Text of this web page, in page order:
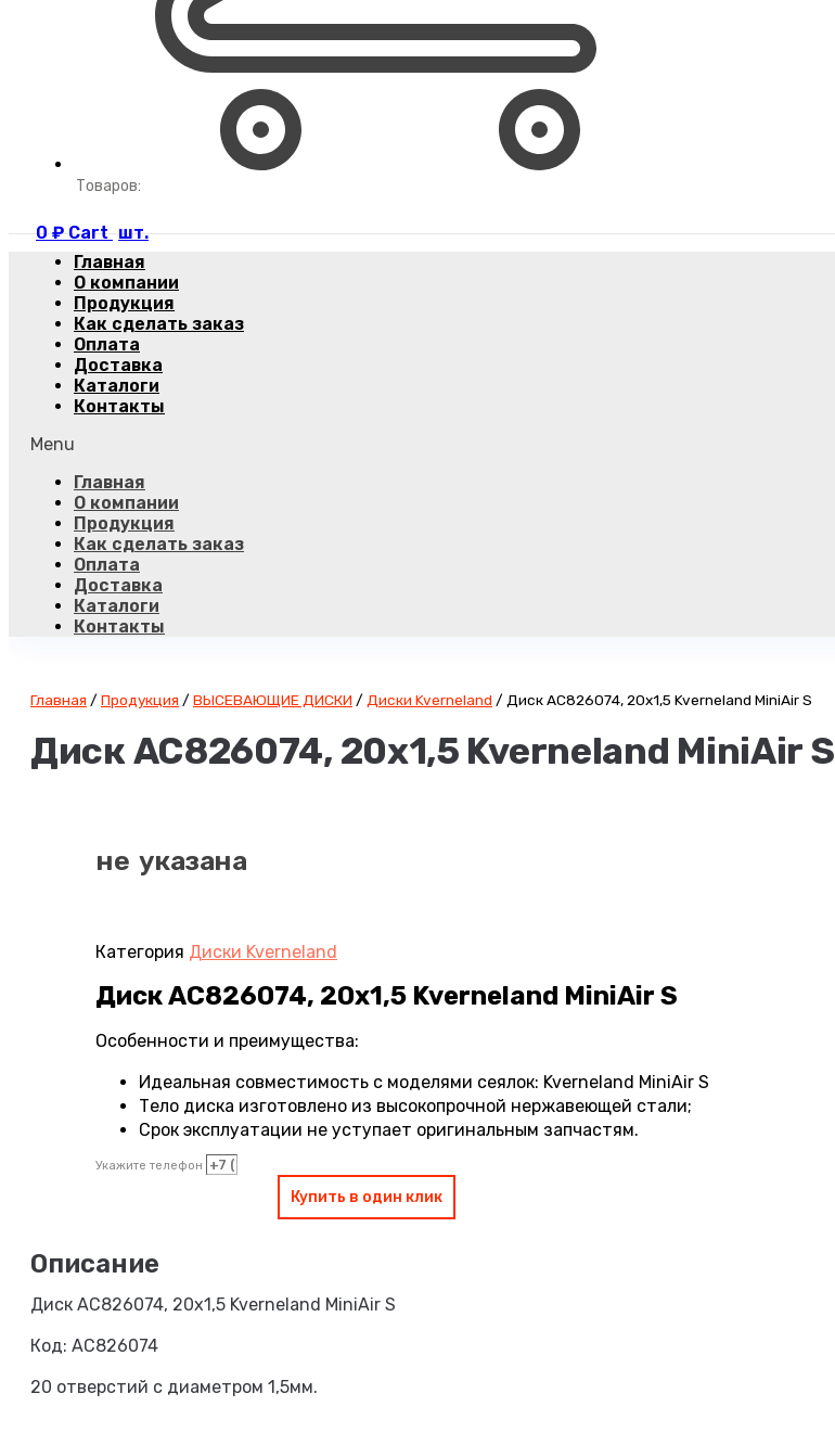
Товаров:
0₽ Cart
Главная
О компании
Продукция
Как сделать заказ
Оплата
Доставка
Каталоги
Контакты
Menu
Главная
О компании
Продукция
Как сделать заказ
Оплата
Доставка
Каталоги
Контакты
Главная / Продукция / ВЫСЕВАЮЩИЕ ДИСКИ / Диски Kverneland / Диск AC826074, 20х1,5 Kverneland MiniAir S
Диск AC826074, 20х1,5 Kverneland MiniAir S
не указана
Категория Диски Kverneland
Диск AC826074, 20х1,5 Kverneland MiniAir S
Особенности и преимущества:
Идеальная совместимость с моделями сеялок: Kverneland MiniAir S
Тело диска изготовлено из высокопрочной нержавеющей стали;
Срок эксплуатации не уступает оригинальным запчастям.
Укажите телефон
Купить в один клик
Диск AC826074, 20х1,5 Kverneland MiniAir S
Код: AC826074
20 отверстий с диаметром 1,5мм.